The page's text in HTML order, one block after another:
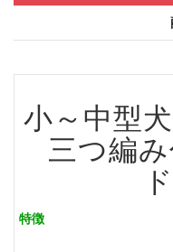
小～中型
三つ編
特徴